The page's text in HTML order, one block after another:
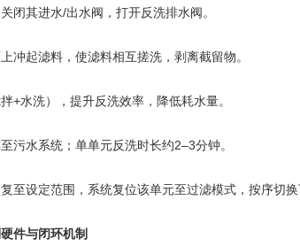
其进水/出水阀，打开反洗排水阀。
起滤料，使滤料相互搓洗，剥离截留物。
水洗），提升反洗效率，降低耗水量。
水系统；单单元反洗时长约2–3分钟。
设定范围，系统复位该单元至过滤模式，按序切换
件与闭环机制